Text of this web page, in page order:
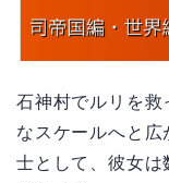
石神村でルリを救
なスケールへと
士として、彼女は